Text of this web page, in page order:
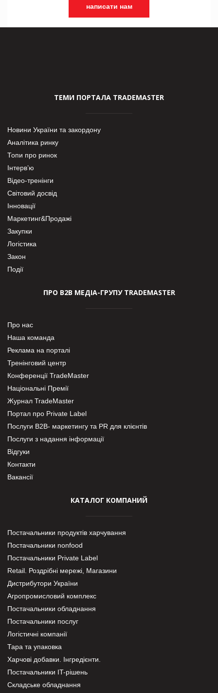
написати нам
ТЕМИ ПОРТАЛА TRADEMASTER
Новини України та закордону
Аналітика ринку
Топи про ринок
Інтерв’ю
Відео-тренінги
Світовий досвід
Інновації
Маркетинг&Продажі
Закупки
Логістика
Закон
Події
ПРО В2В МЕДІА-ГРУПУ TRADEMASTER
Про нас
Наша команда
Реклама на порталі
Тренінговий центр
Конференції TradeMaster
Національні Премії
Журнал TradeMaster
Портал про Private Label
Послуги В2В- маркетингу та PR для клієнтів
Послуги з надання інформації
Відгуки
Контакти
Вакансії
КАТАЛОГ КОМПАНИЙ
Постачальники продуктів харчування
Постачальники nonfood
Постачальники Private Label
Retail. Роздрібні мережі, Магазини
Дистрибутори України
Агропромисловий комплекс
Постачальники обладнання
Постачальники послуг
Логістичні компанії
Тара та упаковка
Харчові добавки. Інгредієнти.
Постачальники IT-рішень
Складське обладнання